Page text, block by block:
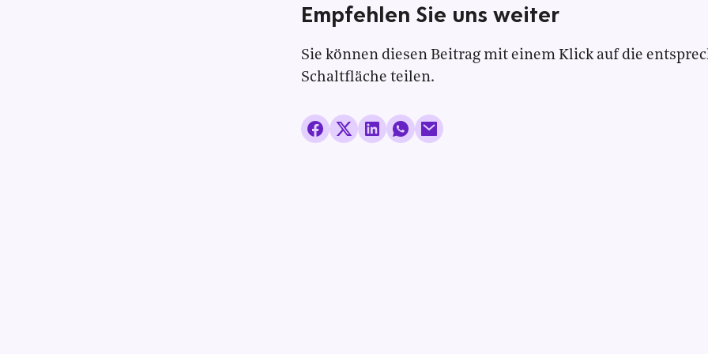
Empfehlen Sie uns weiter
Sie können diesen Beitrag mit einem Klick auf die
Schaltfläche teilen.